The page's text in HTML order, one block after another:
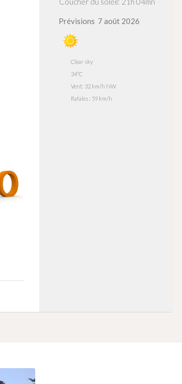
Prévisions 7 août 2026
Clear sky
34°C
Vent: 32 km/h NW
Rafales : 59 km/h